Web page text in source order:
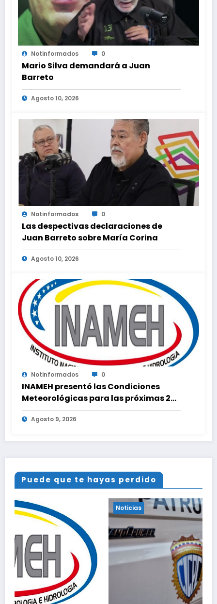
Notinformados 0
Mario Silva demandará a Juan
Barreto
Agosto 10, 2026
Notinformados 0
Las despectivas declaraciones de
Juan Barreto sobre María Corina
Agosto 10, 2026
Notinformados 0
INAMEH presentó las Condiciones
Meteorológicas para las próximas 24
horas, de este domingo 9 de agosto
2026Agosto 9, 2026
Puede que te hayas perdido
Noticias